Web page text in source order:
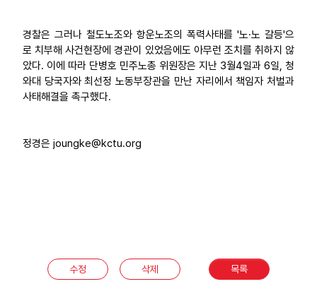
경찰은 그러나 철도노조와 항운노조의 폭력사태를 '노·노 갈등'으
로 치부해 사건현장에 경관이 있었음에도 아무런 조치를 취하지 않
았다. 이에 따라 단병호 민주노총 위원장은 지난 3월4일과 6일, 청
와대 당국자와 최선정 노동부장관을 만난 자리에서 책임자 처벌과
사태해결을 촉구했다.
정경은 joungke@kctu.org
수정 삭제 목록